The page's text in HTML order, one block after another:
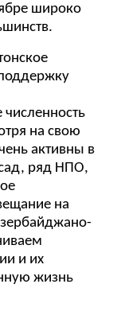
широко
на свою
активны в
сад, ряд НПО,
на
и их
жизнь